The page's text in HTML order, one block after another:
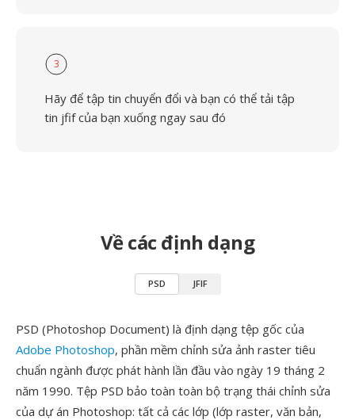
3
Hãy để tập tin chuyển đổi và bạn có thể tải tập
tin jfif của bạn xuống ngay sau đó
Về các định dạng
PSD JFIF
PSD (Photoshop Document) là định dạng tệp gốc của
Adobe Photoshop, phần mềm chỉnh sửa ảnh raster tiêu
chuẩn ngành được phát hành lần đầu vào ngày 19 tháng 2
năm 1990. Tệp PSD bảo toàn toàn bộ trạng thái chỉnh sửa
của dự án Photoshop: tất cả các lớp (lớp raster, văn bản,